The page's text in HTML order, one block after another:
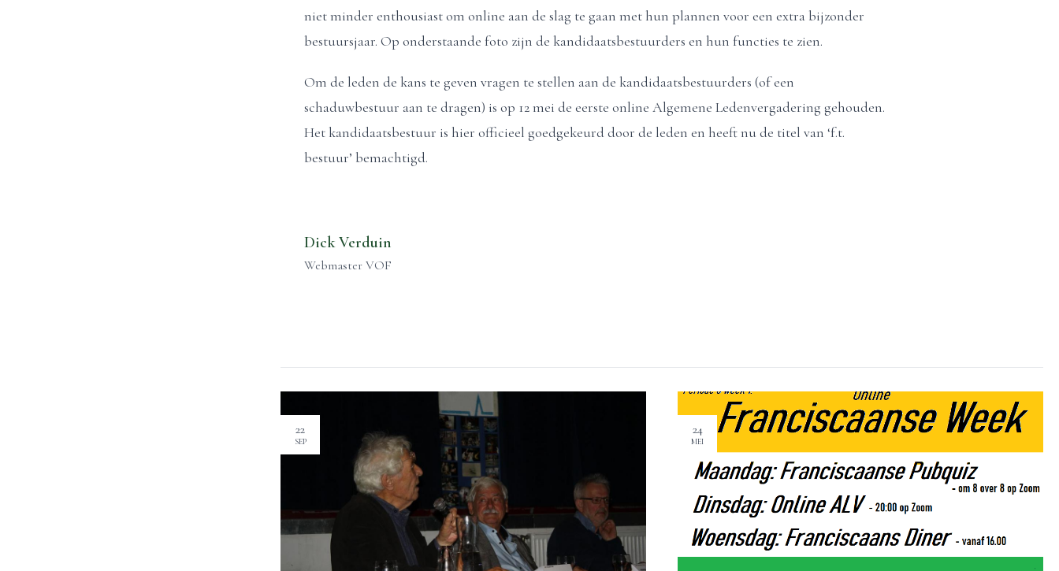
niet minder enthousiast om online aan de slag te gaan met hun plannen voor een extra bijzonder
bestuursjaar. Op onderstaande foto zijn de kandidaatsbestuurders en hun functies te zien.
Om de leden de kans te geven vragen te stellen aan de kandidaatsbestuurders (of een
schaduwbestuur aan te dragen) is op 12 mei de eerste online Algemene Ledenvergadering gehouden.
Het kandidaatsbestuur is hier officieel goedgekeurd door de leden en heeft nu de titel van ‘f.t.
bestuur’ bemachtigd.
Dick Verduin
Webmaster VOF
22
SEP
24
MEI